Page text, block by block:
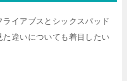
イアブスとシックスパッド
違いについても着目したい